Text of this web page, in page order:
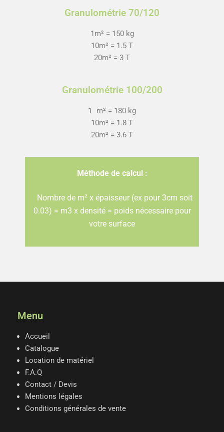
Granulométrie 70/120
1m² = 150 kg
10m² = 1.5 T
20m² = 3 T
Granulométrie 100/200
1 m² = 180 kg
10m² = 1.8 T
20m² = 3.6 T
Méthode de calcul :
Nombre de m² x épaisseur (ex pour 3cm soit
0.03) = m3 x densité = poids nécessaire pour
votre surface
Menu
Accueil
Catalogue
Location de matériel
F.A.Q
Contact / Devis
Mentions légales
Conditions générales de vente